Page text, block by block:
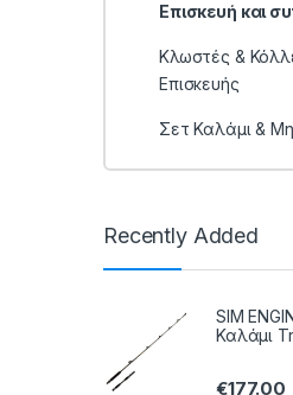
Επισκευή και
Κλωστές &
Επισκευής
Σετ Καλάμι &
Recently Added
SIM
Καλάμι
€177.00